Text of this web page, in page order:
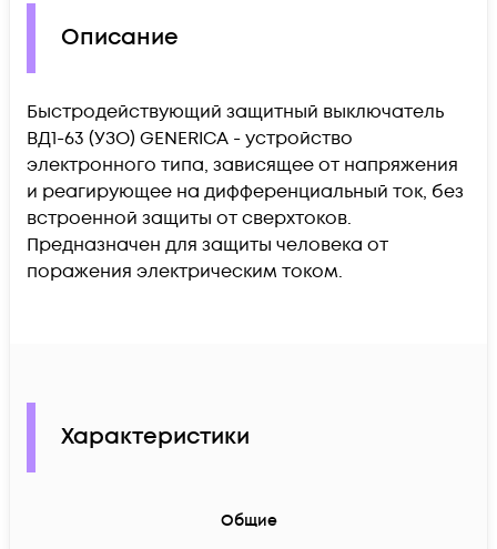
Описание
Быстродействующий защитный выключатель
ВД1-63 (УЗО) GENERICA - устройство
электронного типа, зависящее от напряжения
и реагирующее на дифференциальный ток, без
встроенной защиты от сверхтоков.
Предназначен для защиты человека от
поражения электрическим током.
Характеристики
Общие